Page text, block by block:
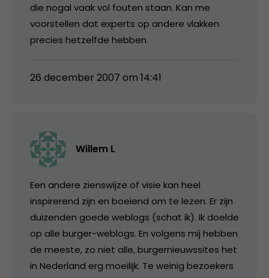
die nogal vaak vol fouten staan. Kan me
voorstellen dat experts op andere vlakken
precies hetzelfde hebben.
26 december 2007 om 14:41
Willem L
Een andere zienswijze of visie kan heel
inspirerend zijn en boeiend om te lezen. Er zijn
duizenden goede weblogs (schat ik). Ik doelde
op alle burger-weblogs. En volgens mij hebben
de meeste, zo niet alle, burgernieuwssites het
in Nederland erg moeilijk. Te weinig bezoekers